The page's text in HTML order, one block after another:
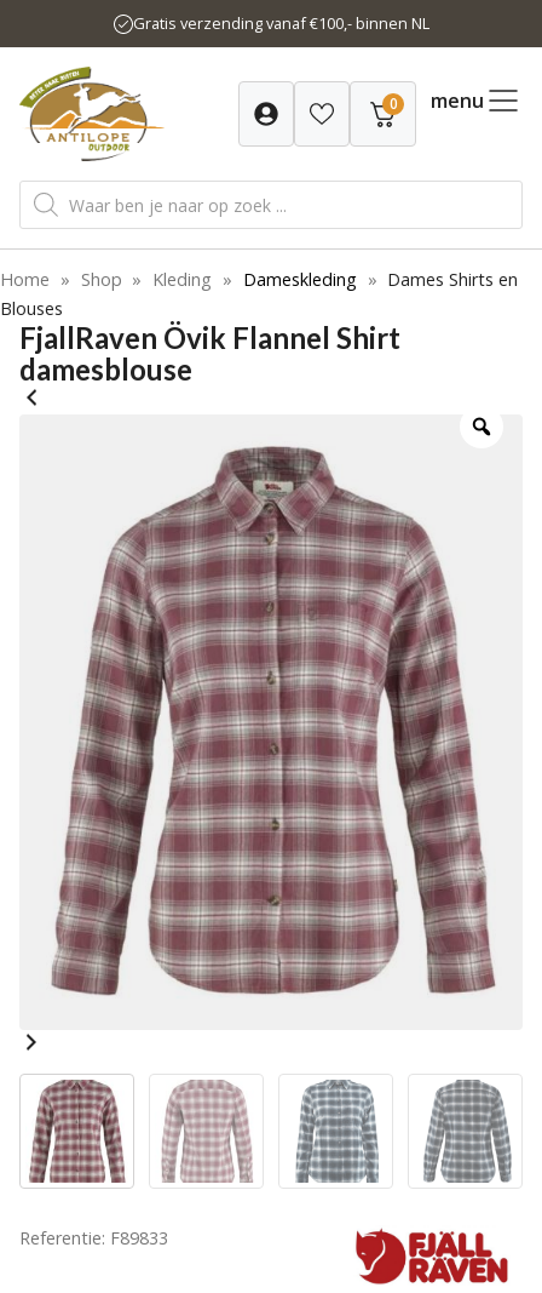
naar
inhoud
Gratis verzending vanaf €100,- binnen NL
0 menu
Producten
zoeken
Home » Shop » Kleding » Dameskleding » Dames Shirts en
Blouses
FjallRaven Övik Flannel Shirt
damesblouse
Referentie: F89833